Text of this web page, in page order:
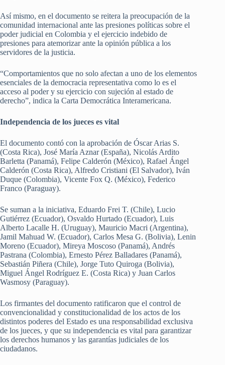
Así mismo, en el documento se reitera la preocupación de la
comunidad internacional ante las presiones políticas sobre el
poder judicial en Colombia y el ejercicio indebido de
presiones para atemorizar ante la opinión pública a los
servidores de la justicia.
“Comportamientos que no solo afectan a uno de los elementos
esenciales de la democracia representativa como lo es el
acceso al poder y su ejercicio con sujeción al estado de
derecho”, indica la Carta Democrática Interamericana.
Independencia de los jueces es vital
El documento contó con la aprobación de Óscar Arias S.
(Costa Rica), José María Aznar (España), Nicolás Ardito
Barletta (Panamá), Felipe Calderón (México), Rafael Ángel
Calderón (Costa Rica), Alfredo Cristiani (El Salvador), Iván
Duque (Colombia), Vicente Fox Q. (México), Federico
Franco (Paraguay).
Se suman a la iniciativa, Eduardo Frei T. (Chile), Lucio
Gutiérrez (Ecuador), Osvaldo Hurtado (Ecuador), Luis
Alberto Lacalle H. (Uruguay), Mauricio Macri (Argentina),
Jamil Mahuad W. (Ecuador), Carlos Mesa G. (Bolivia), Lenin
Moreno (Ecuador), Mireya Moscoso (Panamá), Andrés
Pastrana (Colombia), Ernesto Pérez Balladares (Panamá),
Sebastián Piñera (Chile), Jorge Tuto Quiroga (Bolivia),
Miguel Ángel Rodríguez E. (Costa Rica) y Juan Carlos
Wasmosy (Paraguay).
Los firmantes del documento ratificaron que el control de
convencionalidad y constitucionalidad de los actos de los
distintos poderes del Estado es una responsabilidad exclusiva
de los jueces, y que su independencia es vital para garantizar
los derechos humanos y las garantías judiciales de los
ciudadanos.